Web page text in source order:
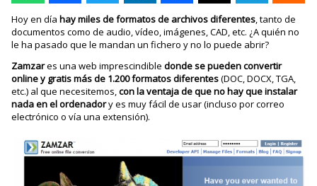
Hoy en día hay miles de formatos de archivos diferentes, tanto de
documentos como de audio, vídeo, imágenes, CAD, etc. ¿A quién no
le ha pasado que le mandan un fichero y no lo puede abrir?
Zamzares una web imprescindibledonde se pueden convertir
online y gratis más de 1.200 formatos diferentes(DOC, DOCX, TGA,
etc.) al que necesitemos,con la ventaja de que no hay que instalar
nada en el ordenadory es muy fácil de usar (incluso por correo
electrónico o vía una extensión).